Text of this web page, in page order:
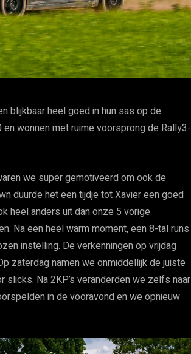
blijkbaar heel goed in hun sas op de
wonnen met ruime voorsprong de Rally3-
we super gemotiveerd om ook de
duurde het een tijdje tot Xavier een goed
heel anders uit dan onze 5 vorige
Na een heel warm moment, een 8-tal runs
instelling. De verkenningen op vrijdag
zaterdag namen we onmiddellijk de juiste
Na 2KP’s veranderden we zelfs naar
in de vooravond en we opnieuw